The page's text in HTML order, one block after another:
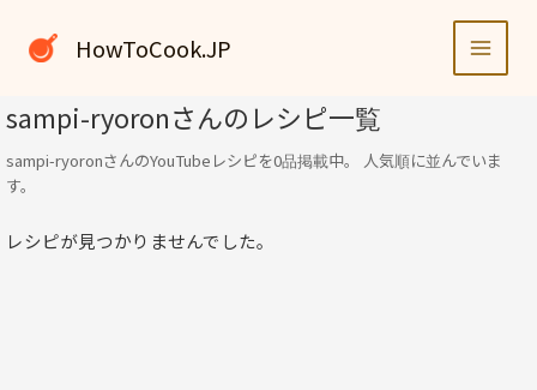
キ
ッ
プ
HowToCook.JP
sampi-ryoronさんのレシピ一覧
sampi-ryoronさんのYouTubeレシピを0品掲載中。 人気順に並んでいま
す。
レシピが見つかりませんでした。